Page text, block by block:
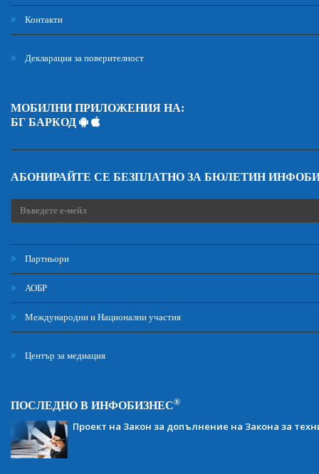
Контакти
Декларация за поверителност
МОБИЛНИ ПРИЛОЖЕНИЯ НА:
БГ БАРКОД
АБОНИРАЙТЕ СЕ БЕЗПЛАТНО ЗА БЮЛЕТИН
Партньори
АОБР
Международни и Национални участия
Център за медиация
ПОСЛЕДНО В ИНФОБИЗНЕС®
Проект на Закон за допълнение на Закона за